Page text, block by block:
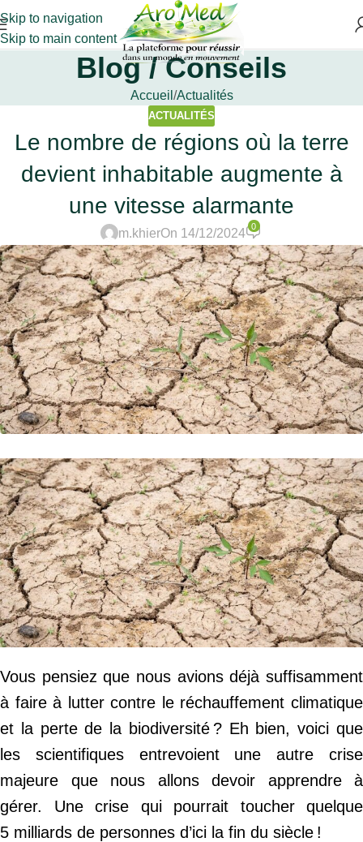
Skip to navigation
Skip to main content
Blog / Conseils
Accueil Actualités
ACTUALITÉS
Le nombre de régions où la terre
devient inhabitable augmente à
une vitesse alarmante
m.khierOn 14/12/2024
0
Vous pensiez que nous avions déjà suffisamment
à faire à lutter contre le réchauffement climatique
et la perte de la biodiversité ? Eh bien, voici que
les scientifiques entrevoient une autre crise
majeure que nous allons devoir apprendre à
gérer. Une crise qui pourrait toucher quelque
5 milliards de personnes d’ici la fin du siècle !